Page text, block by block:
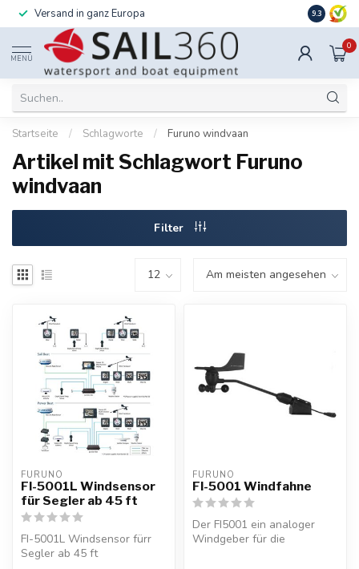
Versand in ganz Europa 9.3
MENÜ
0
Startseite / Schlagworte / Furuno windvaan
Artikel mit Schlagwort Furuno
windvaan
Filter
FURUNO
FI-5001L Windsensor
für Segler ab 45 ft
FI-5001L Windsensor fürr
Segler ab 45 ft
FURUNO
FI-5001 Windfahne
Der FI5001 ein analoger
Windgeber für die